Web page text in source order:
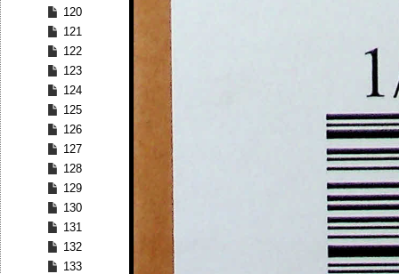
120
121
122
123
124
125
126
127
128
129
130
131
132
133